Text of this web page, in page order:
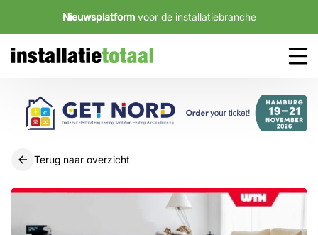
Nieuwsplatform voor de installatiebranche
Terug naar overzicht